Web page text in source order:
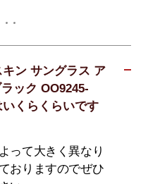
ン サングラス ア
ック OO9245-
くらくらいです
って大きく異なり
おりますのでぜひ